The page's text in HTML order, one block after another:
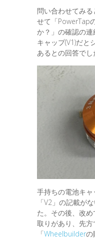
問い合わせてみ
せて「PowerTap
か？」の確認の
キャップ(V1)だと
あるとの回答でし
手持ちの電池キ
「V2」の記載が
た。その後、改
取りがあり、先
「Wheelbuilderの